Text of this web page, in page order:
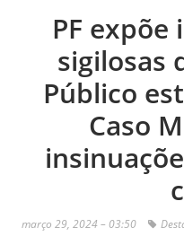
PF expõe
sigilosas
Público
Caso
março 29, 2024 – 03:50